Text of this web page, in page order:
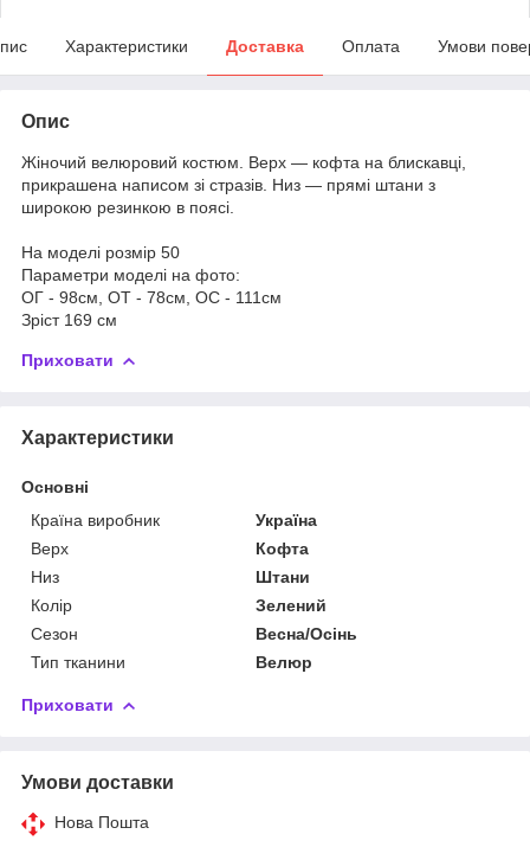
Характеристики Доставка Оплата Умови
Опис
Жіночий велюровий костюм. Верх — кофта на блискавці,
прикрашена написом зі стразів. Низ — прямі штани з
широкою резинкою в поясі.
На моделі розмір 50
Параметри моделі на фото:
ОГ - 98см, ОТ - 78см, ОС - 111см
Зріст 169 см
Приховати
Характеристики
Основні
Країна виробник
Україна
Верх
Кофта
Низ
Штани
Колір
Зелений
Сезон
Весна/Осінь
Тип тканини
Велюр
Приховати
Умови доставки
Нова Пошта